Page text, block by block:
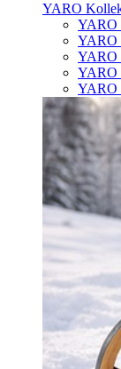
YARO
YARO
YARO
YARO
YARO
YARO